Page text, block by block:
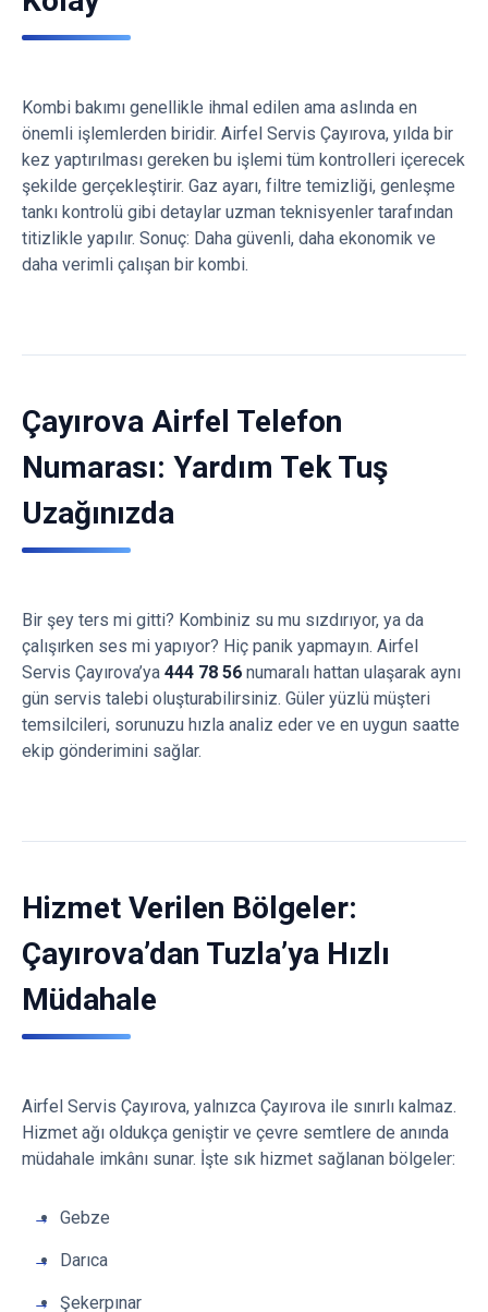
Kombi bakımı genellikle ihmal edilen ama aslında en
önemli işlemlerden biridir. Airfel Servis Çayırova, yılda bir
kez yaptırılması gereken bu işlemi tüm kontrolleri içerecek
şekilde gerçekleştirir. Gaz ayarı, filtre temizliği, genleşme
tankı kontrolü gibi detaylar uzman teknisyenler tarafından
titizlikle yapılır. Sonuç: Daha güvenli, daha ekonomik ve
daha verimli çalışan bir kombi.
Çayırova Airfel Telefon
Numarası: Yardım Tek Tuş
Uzağınızda
Bir şey ters mi gitti? Kombiniz su mu sızdırıyor, ya da
çalışırken ses mi yapıyor? Hiç panik yapmayın. Airfel
Servis Çayırova’ya 444 78 56 numaralı hattan ulaşarak aynı
gün servis talebi oluşturabilirsiniz. Güler yüzlü müşteri
temsilcileri, sorunuzu hızla analiz eder ve en uygun saatte
ekip gönderimini sağlar.
Hizmet Verilen Bölgeler:
Çayırova’dan Tuzla’ya Hızlı
Müdahale
Airfel Servis Çayırova, yalnızca Çayırova ile sınırlı kalmaz.
Hizmet ağı oldukça geniştir ve çevre semtlere de anında
müdahale imkânı sunar. İşte sık hizmet sağlanan bölgeler:
Gebze
Darıca
Şekerpınar